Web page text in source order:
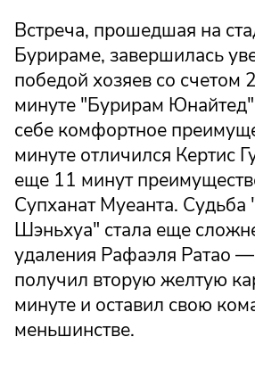
Встреча, прошедшая на
Бурираме, завершилась
победой хозяев со
минуте "Бурирам
себе комфортное
минуте отличился Кертис
еще 11 минут
Супханат Муеанта.
Шэньхуа" стала еще
удаления Рафаэля Ратао
получил вторую желтую
минуте и оставил свою
меньшинстве.